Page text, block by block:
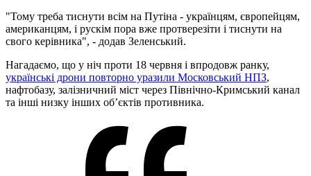
"Тому треба тиснути всім на Путіна - українцям, європейцям,
американцям, і рускім пора вже протверезіти і тиснути на
свого керівника", - додав Зеленський.
Нагадаємо, що у ніч проти 18 червня і впродовж ранку,
українські дрони повторно уразили Московський НПЗ,
нафтобазу, залізничний міст через Північно-Кримський канал
та інші низку інших об’єктів противника.